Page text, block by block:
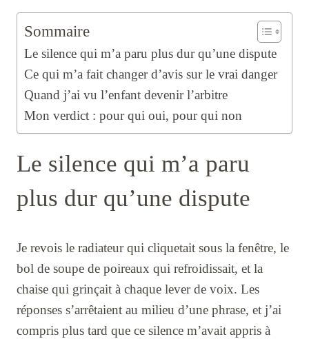
Sommaire
Le silence qui m’a paru plus dur qu’une dispute
Ce qui m’a fait changer d’avis sur le vrai danger
Quand j’ai vu l’enfant devenir l’arbitre
Mon verdict : pour qui oui, pour qui non
Le silence qui m’a paru
plus dur qu’une dispute
Je revois le radiateur qui cliquetait sous la fenêtre, le
bol de soupe de poireaux qui refroidissait, et la
chaise qui grinçait à chaque lever de voix. Les
réponses s’arrêtaient au milieu d’une phrase, et j’ai
compris plus tard que ce silence m’avait appris à